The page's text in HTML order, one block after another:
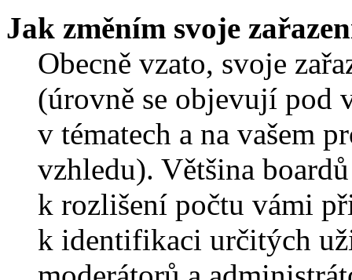
Jak změním svoje
Obecně vzato, svoje
(úrovně se objevují pod
v tématech a na vašem
vzhledu). Většina
k rozlišení počtu vámi
k identifikaci určitých